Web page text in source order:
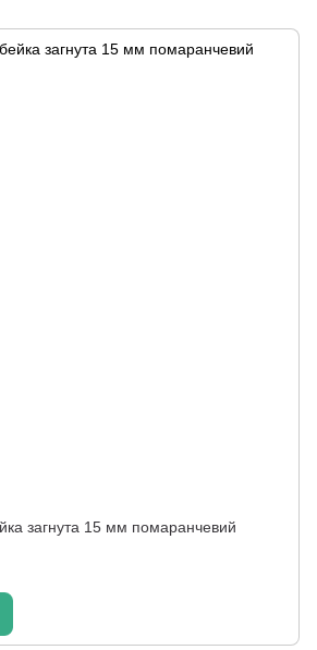
загнута 15 мм помаранчевий